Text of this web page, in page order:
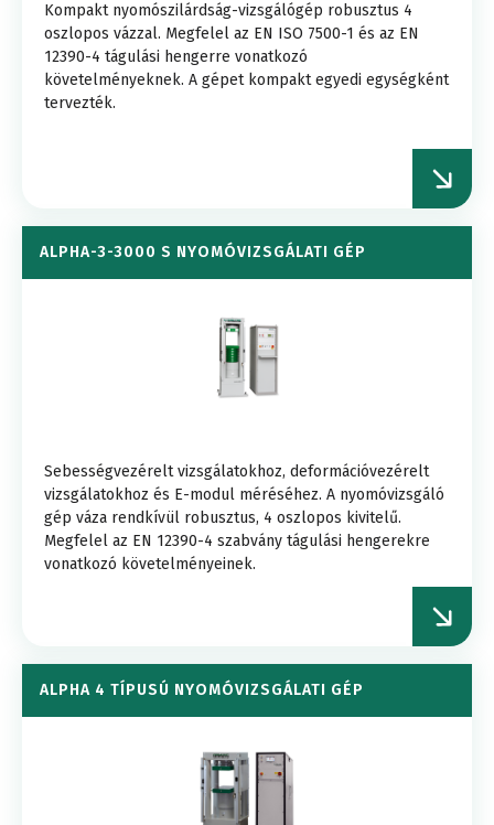
Kompakt nyomószilárdság-vizsgálógép robusztus 4
oszlopos vázzal. Megfelel az EN ISO 7500-1 és az EN
12390-4 tágulási hengerre vonatkozó
követelményeknek. A gépet kompakt egyedi egységként
tervezték.
ALPHA-3-3000 S NYOMÓVIZSGÁLATI GÉP
Sebességvezérelt vizsgálatokhoz, deformációvezérelt
vizsgálatokhoz és E-modul méréséhez. A nyomóvizsgáló
gép váza rendkívül robusztus, 4 oszlopos kivitelű.
Megfelel az EN 12390-4 szabvány tágulási hengerekre
vonatkozó követelményeinek.
ALPHA 4 TÍPUSÚ NYOMÓVIZSGÁLATI GÉP